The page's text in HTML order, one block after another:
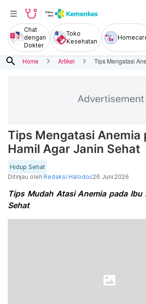
Chat
dengan
Dokter
Toko
Kesehatan
search Home Artikel Tips Mengatasi
Tips Mengatasi Anemia
Hamil Agar Janin Sehat
Hidup Sehat
Ditinjau oleh Redaksi Halodoc26 Juni 2026
Tips Mudah Atasi Anemia pada Ibu
Sehat